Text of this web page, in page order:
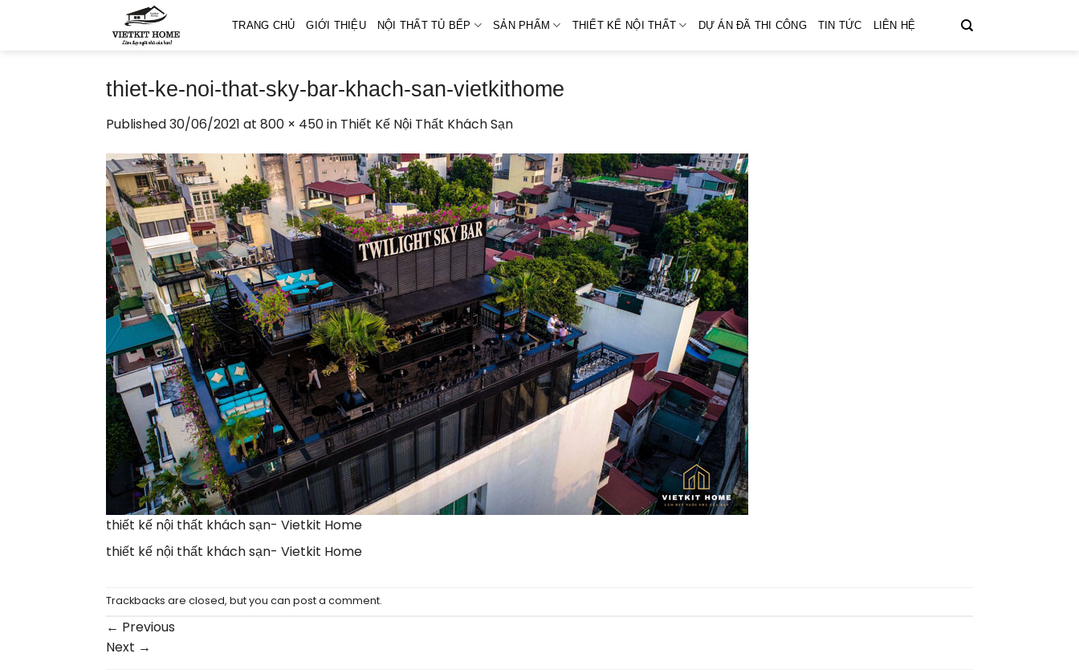
TRANG CHỦ GIỚI THIỆU NỘI THẤT TỦ BẾP SẢN PHẨM THIẾT KẾ NỘI THẤT DỰ ÁN ĐÃ THI CÔNG TIN TỨC LIÊN HỆ
thiet-ke-noi-that-sky-bar-khach-san-vietkithome
Published30/06/2021 at 800 × 450in Thiết Kế Nội Thất Khách Sạn
thiết kế nội thất khách sạn- Vietkit Home
thiết kế nội thất khách sạn- Vietkit Home
Trackbacks are closed, but you can post a comment.
← Previous
Next →